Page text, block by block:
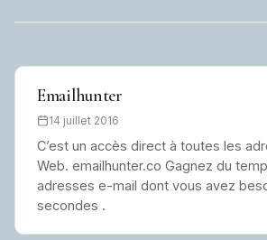
Emailhunter
14 juillet 2016
C’est un accès direct à toutes les
Web. emailhunter.co Gagnez du
adresses e-mail dont vous avez
secondes .